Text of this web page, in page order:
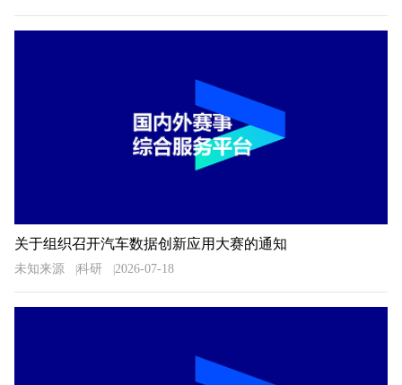
关于组织召开汽车数据创新应用大赛的通知
未知来源 科研 2026-07-18